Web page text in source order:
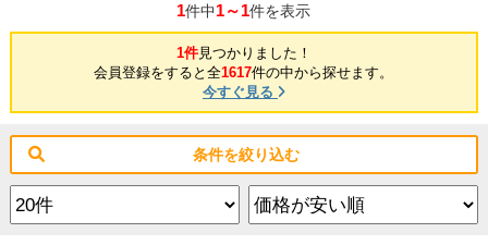
1件中1～1件を表示
1件見つかりました！
会員登録をすると全1617件の中から探せます。
今すぐ見る
条件を絞り込む